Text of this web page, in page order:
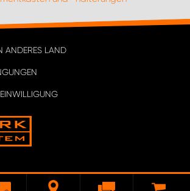
ANDERES LAND